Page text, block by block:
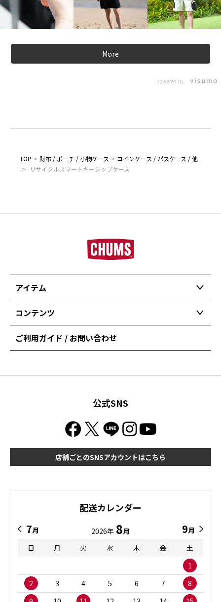
More
powered by
TOP > 財布 / ポーチ / 小物ケース > コインケース / パスケース / 他
>
リサイクルスマートキージップケース
アイテム
コンテンツ
ご利用ガイド / お問い合わせ
公式SNS
店舗ごとのSNSアカウントはこちら
配送カレンダー
7月 2026年 8月 9月
日
月 火 水 木 金
土
1
2
3 4 5 6 7
8